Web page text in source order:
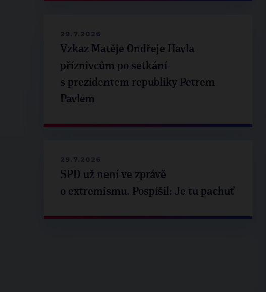
29.7.2026
Vzkaz Matěje Ondřeje Havla
příznivcům po setkání
s prezidentem republiky Petrem
Pavlem
29.7.2026
SPD už není ve zprávě
o extremismu. Pospíšil: Je tu pachuť